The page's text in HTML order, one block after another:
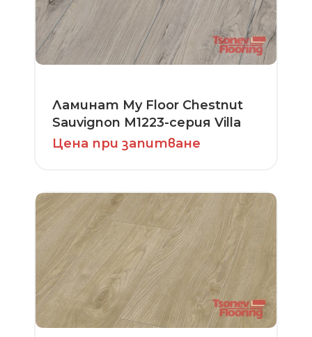
Ламинат My Floor Chestnut
Sauvignon M1223-серия Villa
Цена при запитване